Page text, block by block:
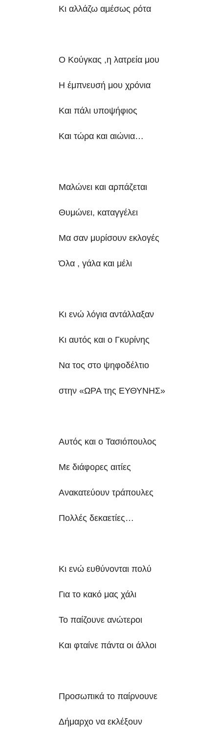
Κι αλλάζω αμέσως ρότα
Ο Κούγκας ,η λατρεία μου
Η έμπνευσή μου χρόνια
Και πάλι υποψήφιος
Και τώρα και αιώνια…
Μαλώνει και αρπάζεται
Θυμώνει, καταγγέλει
Μα σαν μυρίσουν εκλογές
Όλα , γάλα και μέλι
Κι ενώ λόγια αντάλλαξαν
Κι αυτός και ο Γκυρίνης
Να τος στο ψηφοδέλτιο
στην «ΩΡΑ της ΕΥΘΥΝΗΣ»
Αυτός και ο Τασιόπουλος
Με διάφορες αιτίες
Ανακατεύουν τράπουλες
Πολλές δεκαετίες…
Κι ενώ ευθύνονται πολύ
Για το κακό μας χάλι
Το παίζουνε ανώτεροι
Και φταίνε πάντα οι άλλοι
Προσωπικά το παίρνουνε
Δήμαρχο να εκλέξουν